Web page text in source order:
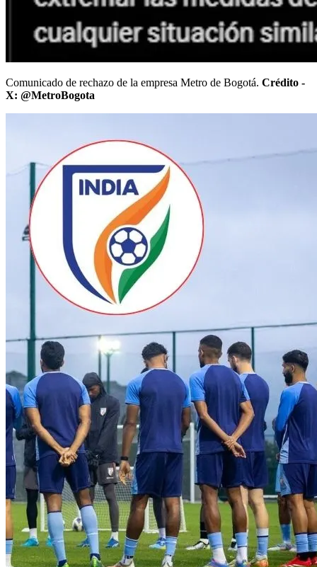
Comunicado de rechazo de la empresa Metro de Bogotá. Crédito -
X: @MetroBogota